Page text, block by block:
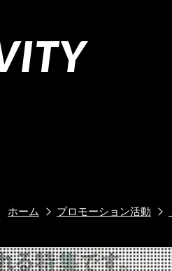
ホーム プロモーション活動